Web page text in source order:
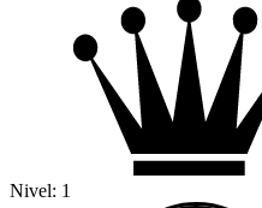
Nivel: 1